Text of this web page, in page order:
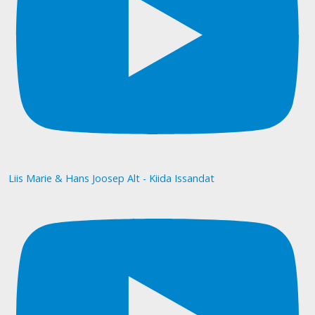
Liis Marie & Hans Joosep Alt - Kiida Issandat